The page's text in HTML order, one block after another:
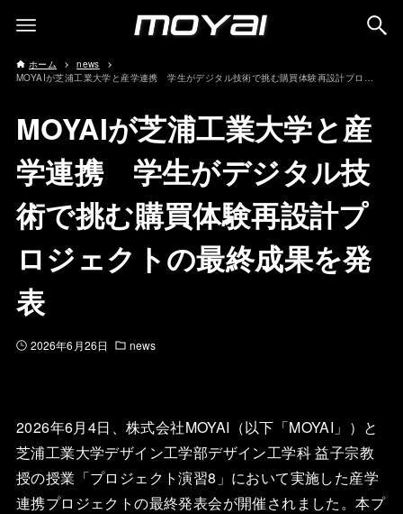
ホーム
news
MOYAIが芝浦工業大学と産学連携 学生がデジタル技術で挑む購買体験再設計プロジェクトの最終成果を発表
MOYAIが芝浦工業大学と産
学連携 学生がデジタル技
術で挑む購買体験再設計プ
ロジェクトの最終成果を発
表
2026年6月26日 news
2026年6月4日、株式会社MOYAI（以下「MOYAI」）と
芝浦工業大学デザイン工学部デザイン工学科 益子宗教
授の授業「プロジェクト演習8」において実施した産学
連携プロジェクトの最終発表会が開催されました。本プ